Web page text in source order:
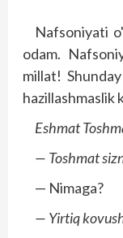
Nafsoniyati
odam.
millat!
hazillashmaslik
Eshmat
— Toshmat
— Nimaga?
— Yirtiq